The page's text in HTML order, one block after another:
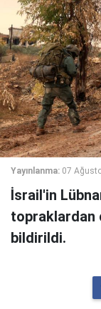
Yayınlanma: 07
İsrail'in
topraklardan
bildirildi.